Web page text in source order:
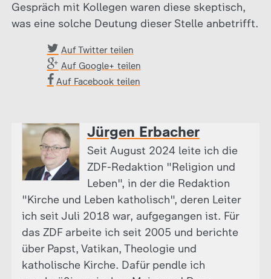
Gespräch mit Kollegen waren diese skeptisch,
was eine solche Deutung dieser Stelle anbetrifft.
Auf Twitter teilen
Auf Google+ teilen
Auf Facebook teilen
Jürgen Erbacher
Seit August 2024 leite ich die
ZDF-Redaktion "Religion und
Leben", in der die Redaktion
"Kirche und Leben katholisch", deren Leiter
ich seit Juli 2018 war, aufgegangen ist. Für
das ZDF arbeite ich seit 2005 und berichte
über Papst, Vatikan, Theologie und
katholische Kirche. Dafür pendle ich